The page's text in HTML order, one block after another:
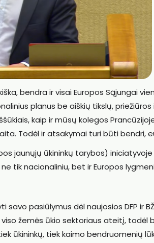
bendra ir visai Europos Sąjungai
planus be aiškių tikslų, priežiūros
kaip ir mūsų kolegos
Todėl ir atsakymai turi būti bendri,
jaunųjų ūkininkų tarybos)
tik nacionaliniu, bet ir Europos
savo pasiūlymus dėl naujosios DFP ir
žemės ūkio sektoriaus ateitį, todėl
ūkininkų, tiek kaimo bendruomenių